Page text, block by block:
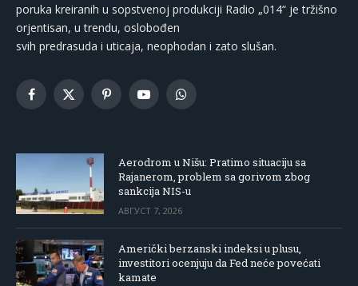
poruka kreiranih u sopstvenoj produkciji Radio „014“ je tržišno
orjentisan, u trendu, oslobođen
svih predrasuda i uticaja, neophodan i zato slušan.
Facebook
X
PinterestYouTubeWhatsApp
Aerodrom u Nišu: Pratimo situaciju sa
Rajanerom, problem sa gorivom zbog
sankcija NIS-u
АВГУСТ 7, 2026
Američki berzanski indeksi u plusu,
investitori ocenjuju da Fed neće povećati
kamate